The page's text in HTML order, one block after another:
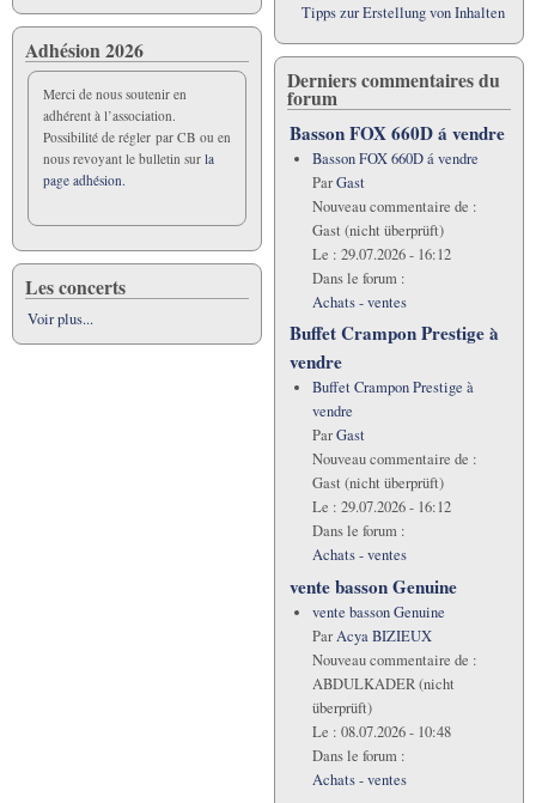
Adhésion 2026
Merci de nous soutenir en
adhérent à l’association.
Possibilité de régler par CB ou en
nous revoyant le bulletin sur la
page adhésion.
Les concerts
Voir plus...
Tipps zur Erstellung von Inhalten
Derniers commentaires du
forum
Basson FOX 660D á vendre
Basson FOX 660D á vendre
ParGast
Nouveau commentaire de :
Gast (nicht überprüft)
Le : 29.07.2026 - 16:12
Dans le forum :
Achats - ventes
Buffet Crampon Prestige à
vendre
Buffet Crampon Prestige à
vendre
ParGast
Nouveau commentaire de :
Gast (nicht überprüft)
Le : 29.07.2026 - 16:12
Dans le forum :
Achats - ventes
vente basson Genuine
vente basson Genuine
ParAcya BIZIEUX
Nouveau commentaire de :
ABDULKADER (nicht
überprüft)
Le : 08.07.2026 - 10:48
Dans le forum :
Achats - ventes